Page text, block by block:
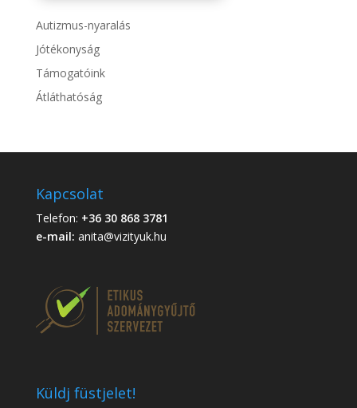
Autizmus-nyaralás
Jótékonyság
Támogatóink
Átláthatóság
Kapcsolat
Telefon: +36 30 868 3781
e-mail: anita@vizityuk.hu
Küldj füstjelet!